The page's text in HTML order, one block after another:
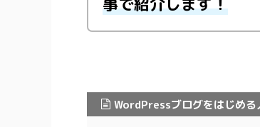
WordPressブログをはじめる